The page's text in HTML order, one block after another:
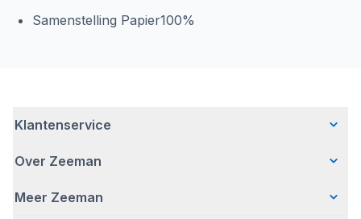
Samenstelling Papier100%
Klantenservice
Veelgestelde vragen
Bezorgen
Over Zeeman
Wie wij zijn
Meer Zeeman